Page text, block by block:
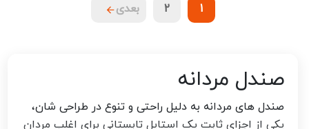
1
2 بعدی
صندل مردانه
صندل های مردانه به دلیل راحتی و تنوع در طراحی شان،
یکی از اجزای ثابت یک استایل تابستانی برای اغلب مردان